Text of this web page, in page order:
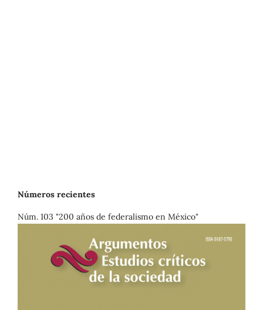
Números recientes
Núm. 103 "200 años de federalismo en México"